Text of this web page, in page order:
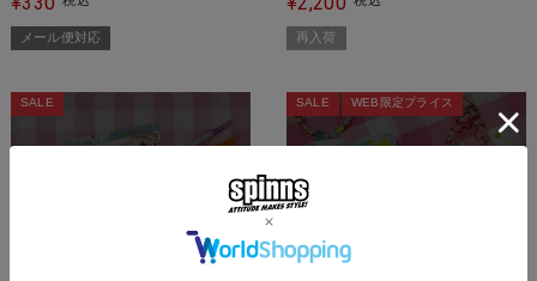
メール便対応 再入荷
SALE SALE WEB限定プライス